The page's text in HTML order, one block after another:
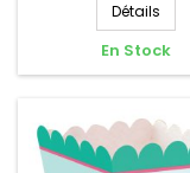
Détails
En Stock